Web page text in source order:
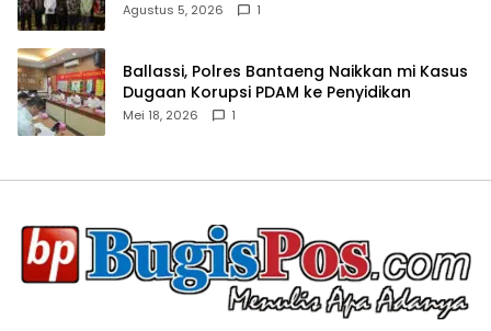
Agustus 5, 2026 1
Ballassi, Polres Bantaeng Naikkan mi Kasus
Dugaan Korupsi PDAM ke Penyidikan
Mei 18, 2026 1